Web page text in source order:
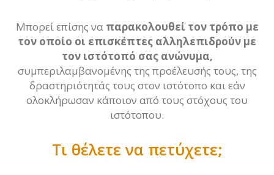
Μπορεί επίσης να παρακολουθεί τον τρόπο με
τον οποίο οι επισκέπτες αλληλεπιδρούν με
τον ιστότοπό σας ανώνυμα,
συμπεριλαμβανομένης της προέλευσής τους, της
δραστηριότητάς τους στον ιστότοπο και εάν
ολοκλήρωσαν κάποιον από τους στόχους του
ιστότοπου.
Τι θέλετε να πετύχετε;